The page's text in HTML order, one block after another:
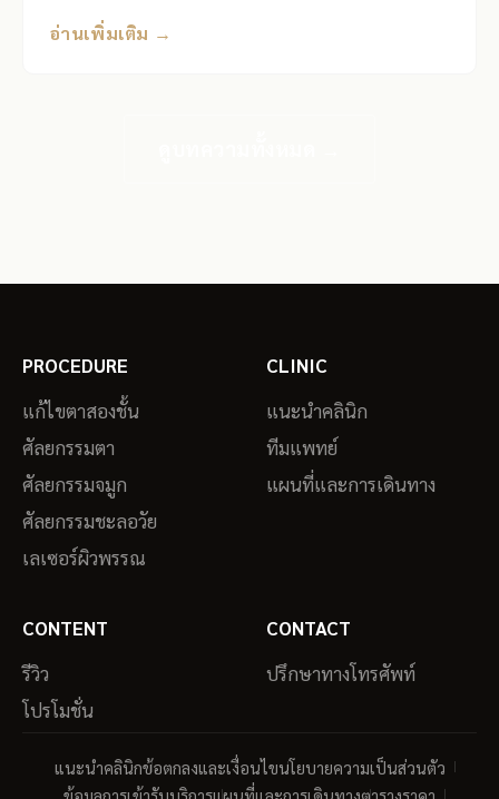
อ่านเพิ่มเติม →
PROCEDURE
แก้ไขตาสองชั้น
ศัลยกรรมตา
ศัลยกรรมจมูก
ศัลยกรรมชะลอวัย
เลเซอร์ผิวพรรณ
CLINIC
แนะนำคลินิก
ทีมแพทย์
แผนที่และการเดินทาง
CONTENT
รีวิว
โปรโมชั่น
CONTACT
ปรึกษาทางโทรศัพท์
แนะนำคลินิกข้อตกลงและเงื่อนไขนโยบายความเป็นส่วนตัว
ข้อมูลการเข้ารับบริการแผนที่และการเดินทางตารางราคา